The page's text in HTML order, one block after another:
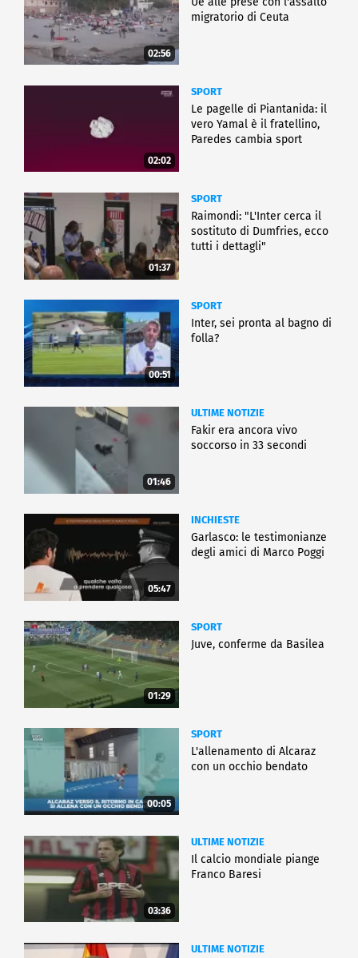
02:56
migratorio di Ceuta
02:02
SPORT
Le pagelle di Piantanida: il
vero Yamal è il fratellino,
Paredes cambia sport
01:37
SPORT
Raimondi: "L'Inter cerca il
sostituto di Dumfries, ecco
tutti i dettagli"
00:51
SPORT
Inter, sei pronta al bagno di
folla?
01:46
ULTIME NOTIZIE
Fakir era ancora vivo
soccorso in 33 secondi
05:47
INCHIESTE
Garlasco: le testimonianze
degli amici di Marco Poggi
01:29
SPORT
Juve, conferme da Basilea
00:05
SPORT
L'allenamento di Alcaraz
con un occhio bendato
03:36
ULTIME NOTIZIE
Il calcio mondiale piange
Franco Baresi
ULTIME NOTIZIE